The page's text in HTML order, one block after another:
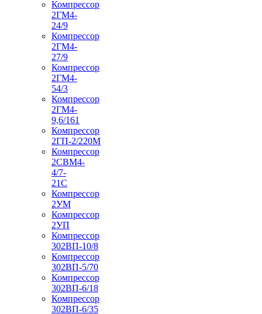
Компрессор
2ГМ4-
24/9
Компрессор
2ГМ4-
27/9
Компрессор
2ГМ4-
54/3
Компрессор
2ГМ4-
9,6/161
Компрессор
2ГП-2/220М
Компрессор
2СВМ4-
4/7-
21С
Компрессор
2УМ
Компрессор
2УП
Компрессор
302ВП-10/8
Компрессор
302ВП-5/70
Компрессор
302ВП-6/18
Компрессор
302ВП-6/35